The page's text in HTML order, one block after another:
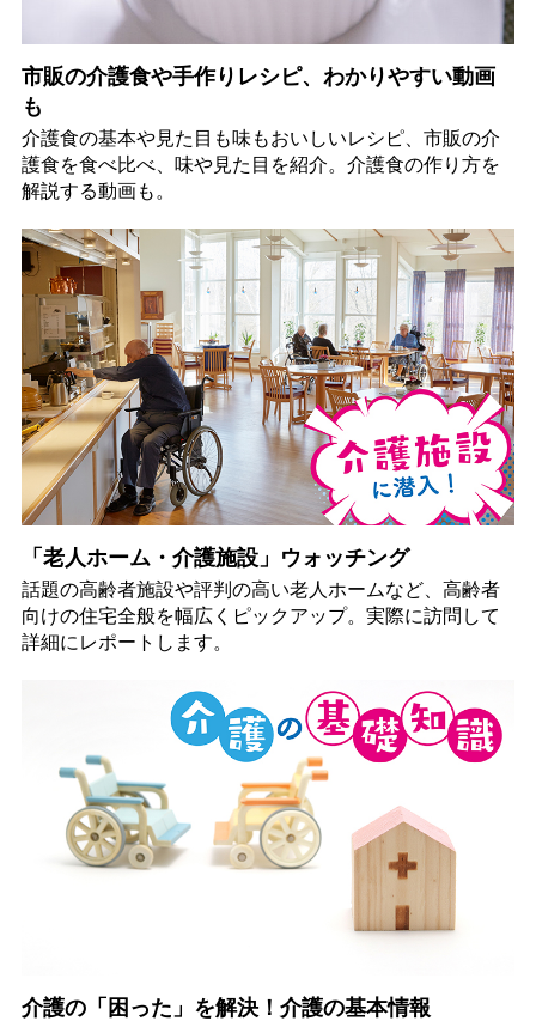
市販の介護食や手作りレシピ、わかりやすい動画
も
介護食の基本や見た目も味もおいしいレシピ、市販の介
護食を食べ比べ、味や見た目を紹介。介護食の作り方を
解説する動画も。
「老人ホーム・介護施設」ウォッチング
話題の高齢者施設や評判の高い老人ホームなど、高齢者
向けの住宅全般を幅広くピックアップ。実際に訪問して
詳細にレポートします。
介護の「困った」を解決！介護の基本情報